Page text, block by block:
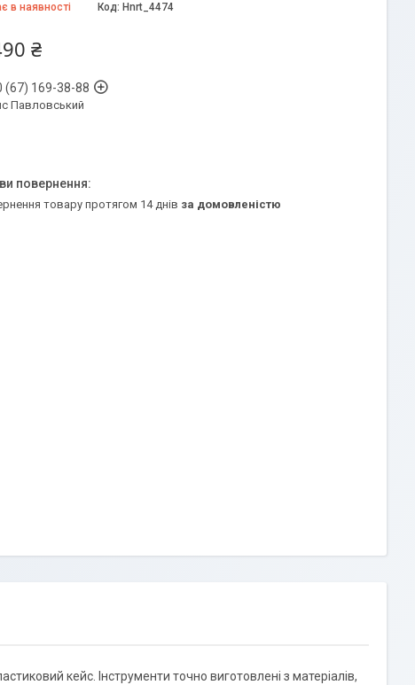
в наявності Код: Hnrt_4474
₴
(67) 169-38-88
Павловський
товару протягом 14 днів за домовленістю
кейс. Інструменти точно виготовлені з матеріалів,